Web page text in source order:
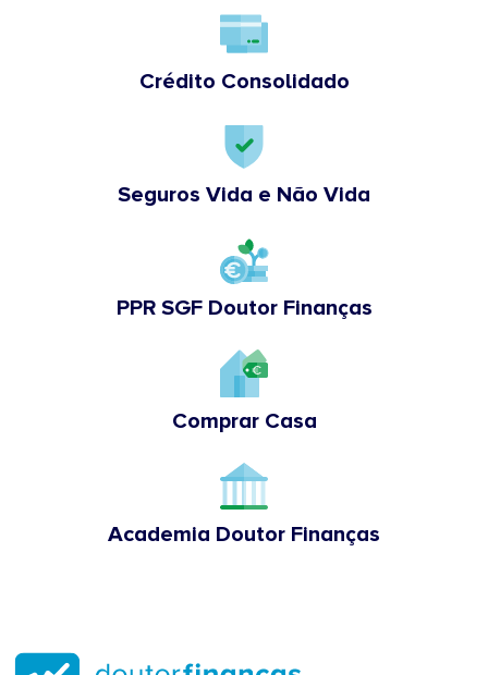
Crédito Consolidado
Seguros Vida e Não Vida
PPR SGF Doutor Finanças
Comprar Casa
Academia Doutor Finanças